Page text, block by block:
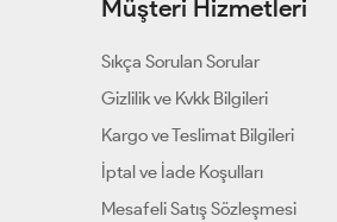
Müşteri Hizmetleri
Sıkça Sorulan Sorular
Gizlilik ve Kvkk Bilgileri
Kargo ve Teslimat Bilgileri
İptal ve İade Koşulları
Mesafeli Satış Sözleşmesi